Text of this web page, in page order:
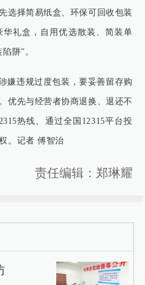
选择简易纸盒、环保可回收包装
礼盒，自用优选散装、简装单
阱”。
嫌违规过度包装，要妥善留存购
优先与经营者协商退换、退还不
热线、通过全国12315平台投
。记者 傅智治
责任编辑：郑琳耀